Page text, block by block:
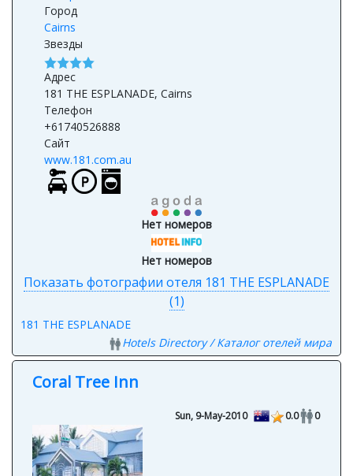
Город
Cairns
Звезды
Адрес
181 THE ESPLANADE, Cairns
Телефон
+61740526888
Сайт
www.181.com.au
Нет номеров
Нет номеров
Показать фотографии отеля 181 THE ESPLANADE
(1)
181 THE ESPLANADE
Hotels Directory / Каталог отелей мира
Coral Tree Inn
Sun, 9-May-2010 0.0 0